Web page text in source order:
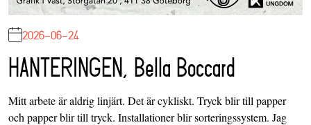
2026-06-24
HANTERINGEN, Bella Boccard
Mitt arbete är aldrig linjärt. Det är cykliskt. Tryck blir till papper
och papper blir till tryck. Installationer blir sorteringssystem. Jag